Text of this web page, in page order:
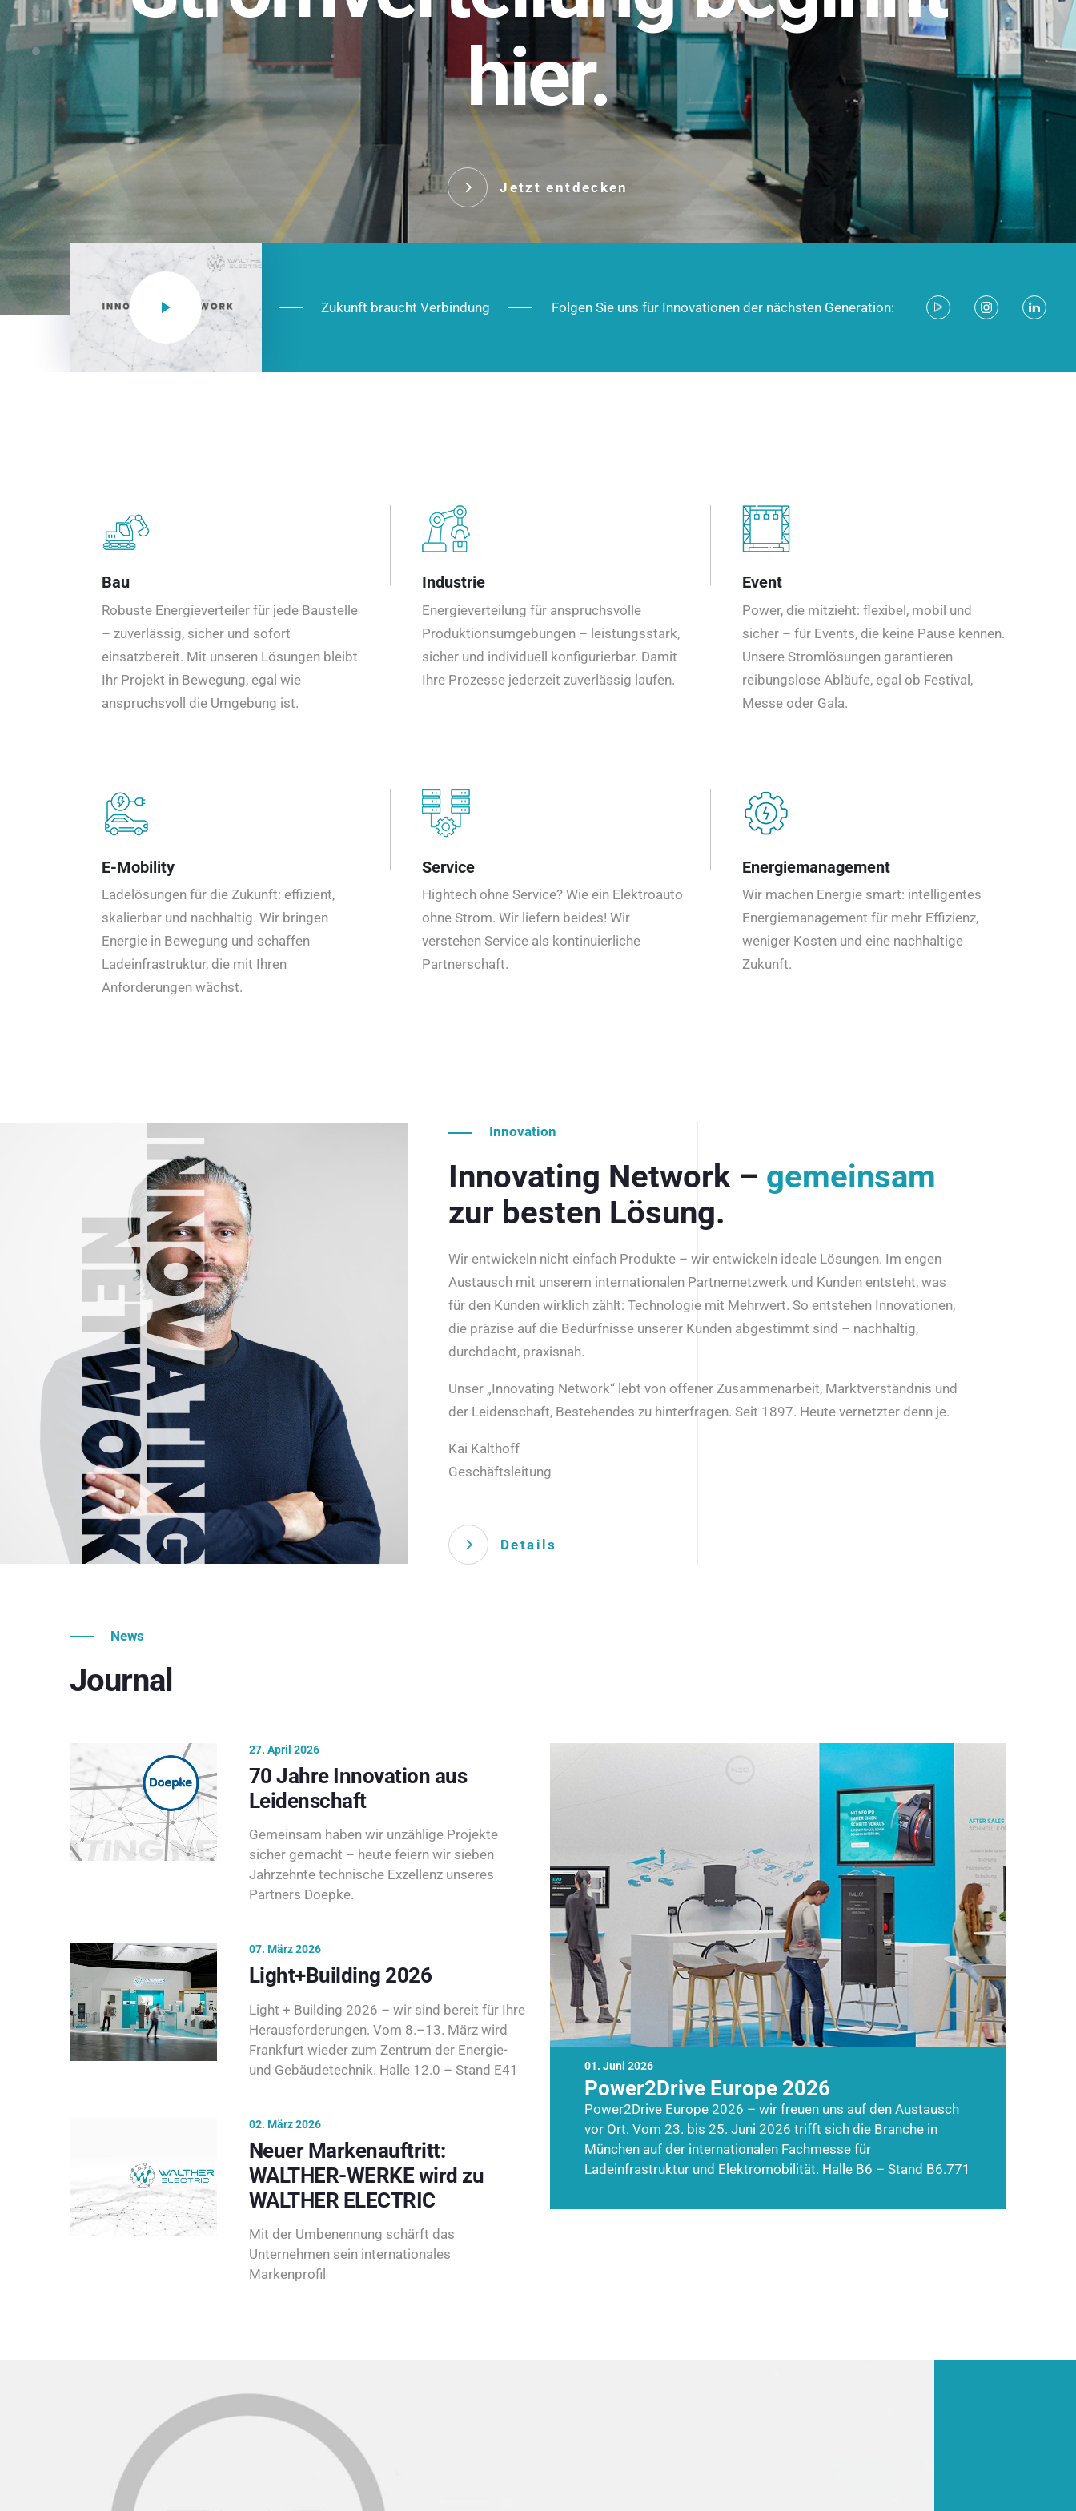
hier.
Jetzt entdecken
NEO CEE: Energieverteilung mit System. Robust im Alltag,
effizient in der Installation, zukunftsfähig im Ausbau.
Das innovative Stecksystem für industrielle Anwendungen –
robust, IP-geschützt und zukunftsfähig.
Jetzt entdecken
Zukunft braucht Verbindung Folgen Sie uns für Innovationen der nächsten Generation:
Bau
Robuste Energieverteiler für jede Baustelle
– zuverlässig, sicher und sofort
einsatzbereit. Mit unseren Lösungen bleibt
Ihr Projekt in Bewegung, egal wie
anspruchsvoll die Umgebung ist.
Industrie
Energieverteilung für anspruchsvolle
Produktionsumgebungen – leistungsstark,
sicher und individuell konfigurierbar. Damit
Ihre Prozesse jederzeit zuverlässig laufen.
Event
Power, die mitzieht: flexibel, mobil und
sicher – für Events, die keine Pause kennen.
Unsere Stromlösungen garantieren
reibungslose Abläufe, egal ob Festival,
Messe oder Gala.
E-Mobility
Ladelösungen für die Zukunft: effizient,
skalierbar und nachhaltig. Wir bringen
Energie in Bewegung und schaffen
Ladeinfrastruktur, die mit Ihren
Anforderungen wächst.
Service
Hightech ohne Service? Wie ein Elektroauto
ohne Strom. Wir liefern beides! Wir
verstehen Service als kontinuierliche
Partnerschaft.
Energiemanagement
Wir machen Energie smart: intelligentes
Energiemanagement für mehr Effizienz,
weniger Kosten und eine nachhaltige
Zukunft.
Innovation
Innovating Network – gemeinsam
zur besten Lösung.
Wir entwickeln nicht einfach Produkte – wir entwickeln ideale Lösungen. Im engen
Austausch mit unserem internationalen Partnernetzwerk und Kunden entsteht, was
für den Kunden wirklich zählt: Technologie mit Mehrwert. So entstehen Innovationen,
die präzise auf die Bedürfnisse unserer Kunden abgestimmt sind – nachhaltig,
durchdacht, praxisnah.
Unser „Innovating Network“ lebt von offener Zusammenarbeit, Marktverständnis und
der Leidenschaft, Bestehendes zu hinterfragen. Seit 1897. Heute vernetzter denn je.
Kai Kalthoff
Geschäftsleitung
Details
News
Journal
01. Juni 2026
Power2Drive Europe 2026
Power2Drive Europe 2026 – wir freuen uns auf den Austausch
vor Ort. Vom 23. bis 25. Juni 2026 trifft sich die Branche in
München auf der internationalen Fachmesse für
Ladeinfrastruktur und Elektromobilität. Halle B6 – Stand B6.771
27. April 2026
70 Jahre Innovation aus
Leidenschaft
Gemeinsam haben wir unzählige Projekte
sicher gemacht – heute feiern wir sieben
Jahrzehnte technische Exzellenz unseres
Partners Doepke.
07. März 2026
Light+Building 2026
Light + Building 2026 – wir sind bereit für Ihre
Herausforderungen. Vom 8.–13. März wird
Frankfurt wieder zum Zentrum der Energie-
und Gebäudetechnik. Halle 12.0 – Stand E41
02. März 2026
Neuer Markenauftritt:
WALTHER-WERKE wird zu
WALTHER ELECTRIC
Mit der Umbenennung schärft das
Unternehmen sein internationales
Markenprofil